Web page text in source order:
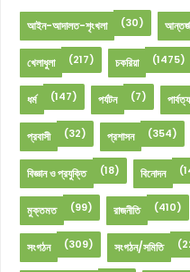
আইন-আদালত-শৃংখলা (30)
খেলাধুলা (217) চকরিয়া (1475)
ধর্ম (147) পর্যটন (7) পার্বত্য
প্রবাসী (32) প্রশাসন (354)
বিজ্ঞান ও প্রযুক্তি (18) বিনোদন
মুক্তমত (99) রাজনীতি (410)
সংগঠন (309) সংগঠন/সমিতি